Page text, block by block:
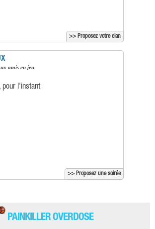
>> Proposez votre clan
amis en jeu
pour l'instant
>> Proposez une soirée
PAINKILLER OVERDOSE